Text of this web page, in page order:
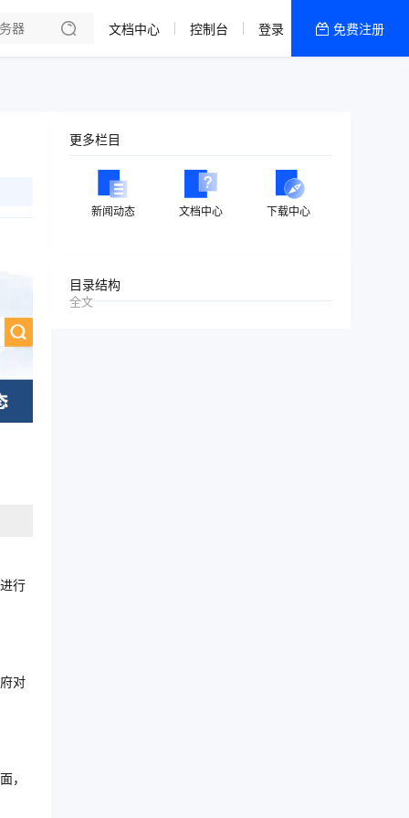
美国高防2区[推荐]
文档中心 控制台 登录 免费注册
行
对
，
更多栏目
新闻动态 文档中心 下载中心
目录结构
全文